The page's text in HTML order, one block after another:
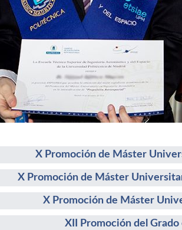
X Promoción de Máster
X Promoción de Máster
X Promoción de Máster
XII Promoción del